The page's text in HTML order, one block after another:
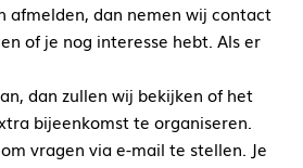
afmelden, dan nemen wij contact
of je nog interesse hebt. Als er
dan zullen wij bekijken of het
bijeenkomst te organiseren.
vragen via e-mail te stellen. Je